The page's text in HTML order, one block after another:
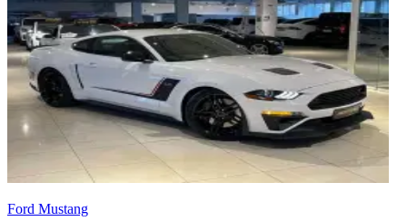
Ford Mustang